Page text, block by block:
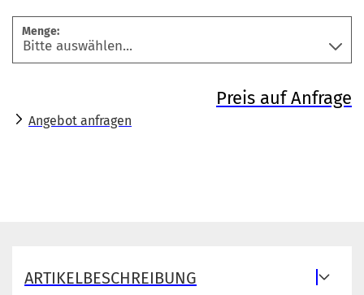
Menge:
Preis auf Anfrage
Angebot anfragen
ARTIKELBESCHREIBUNG